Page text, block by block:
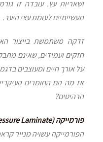
ושאריות עץ. עובדה זו
תעשייתיים לעומת עצי היער.
זדקה משתמשת בייצור
חזקים ועמידים, שאינם
על אורך חיים ומעוצבים
אז מה הם החומרים
הרהיטים?
פורמייקה (High Pressure Laminate)
הפורמייקה עשויה מנייר